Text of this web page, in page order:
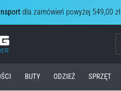
dla zamówień powyżej 549,00 zł
Top4Running.pl
BUTY ODZIEŻ SPRZĘT